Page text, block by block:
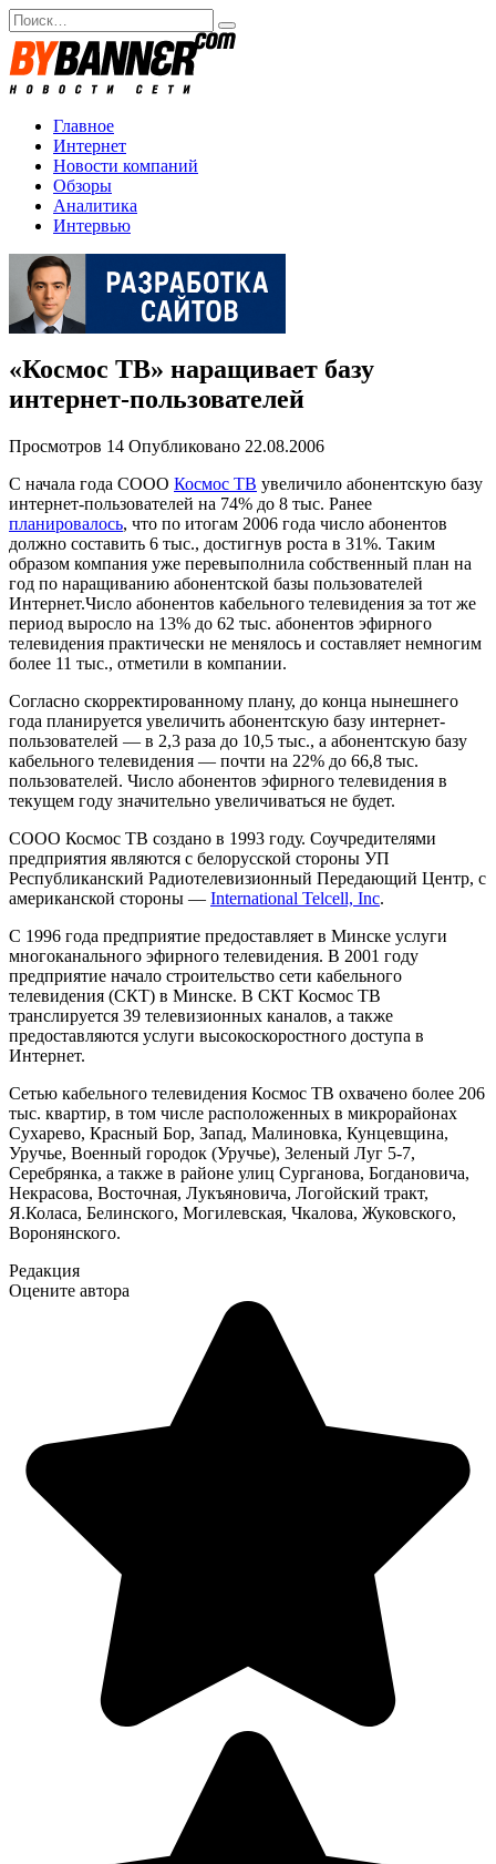
Перейти
к
содержанию
Search
for:
Главное
Интернет
Новости компаний
Обзоры
Аналитика
Интервью
«Космос ТВ» наращивает базу
интернет-пользователей
Просмотров 14 Опубликовано 22.08.2006
C начала года СООО Космос ТВ увеличило абонентскую базу
интернет-пользователей на 74% до 8 тыс. Ранее
планировалось, что по итогам 2006 года число абонентов
должно составить 6 тыс., достигнув роста в 31%. Таким
образом компания уже перевыполнила собственный план на
год по наращиванию абонентской базы пользователей
Интернет.Число абонентов кабельного телевидения за тот же
период выросло на 13% до 62 тыс. абонентов эфирного
телевидения практически не менялось и составляет немногим
более 11 тыс., отметили в компании.
Согласно скорректированному плану, до конца нынешнего
года планируется увеличить абонентскую базу интернет-
пользователей — в 2,3 раза до 10,5 тыс., а абонентскую базу
кабельного телевидения — почти на 22% до 66,8 тыс.
пользователей. Число абонентов эфирного телевидения в
текущем году значительно увеличиваться не будет.
СООО Космос ТВ создано в 1993 году. Соучредителями
предприятия являются с белорусской стороны УП
Республиканский Радиотелевизионный Передающий Центр, с
американской стороны — International Telcell, Inc.
С 1996 года предприятие предоставляет в Минске услуги
многоканального эфирного телевидения. В 2001 году
предприятие начало строительство сети кабельного
телевидения (СКТ) в Минске. В СКТ Космос ТВ
транслируется 39 телевизионных каналов, а также
предоставляются услуги высокоскоростного доступа в
Интернет.
Сетью кабельного телевидения Космос ТВ охвачено более 206
тыс. квартир, в том числе расположенных в микрорайонах
Сухарево, Красный Бор, Запад, Малиновка, Кунцевщина,
Уручье, Военный городок (Уручье), Зеленый Луг 5-7,
Серебрянка, а также в районе улиц Сурганова, Богдановича,
Некрасова, Восточная, Лукъяновича, Логойский тракт,
Я.Коласа, Белинского, Могилевская, Чкалова, Жуковского,
Воронянского.
Редакция
Оцените автора